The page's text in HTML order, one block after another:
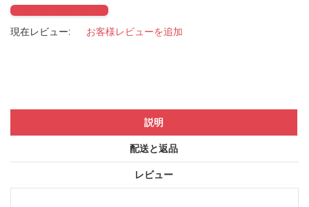
Click to check it out
現在レビュー:
お客様レビューを追加
説明
配送と返品
レビュー